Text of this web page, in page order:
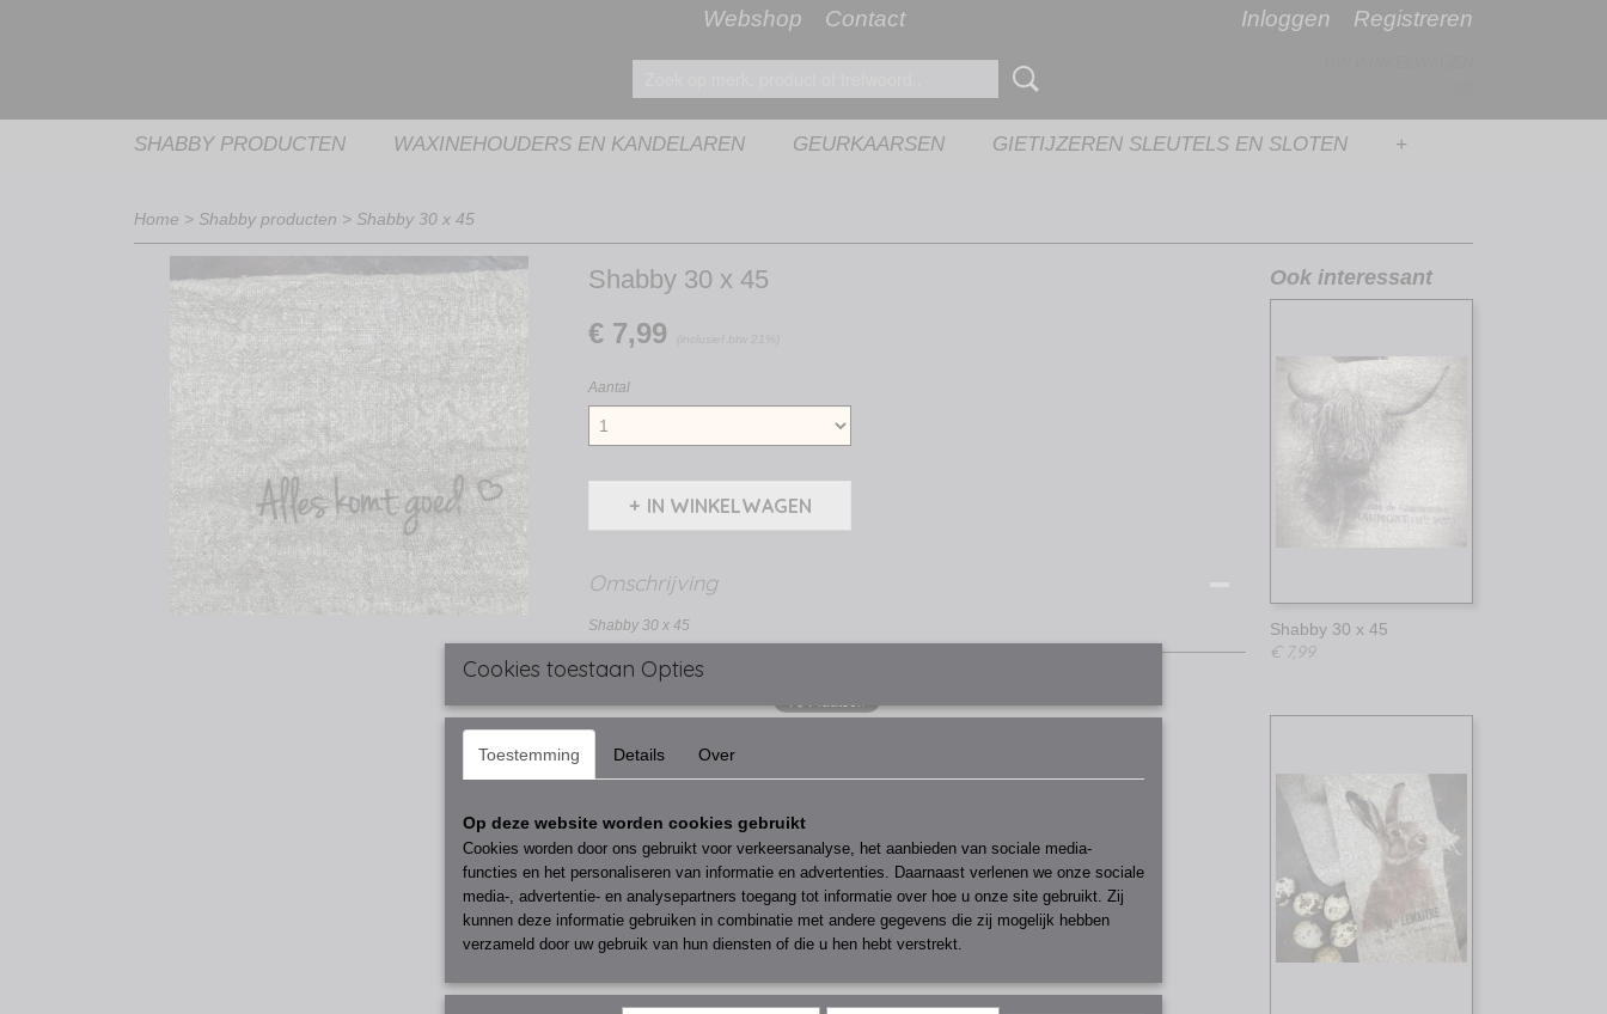
Webshop Contact Inloggen Registreren
SHABBY PRODUCTEN WAXINEHOUDERS EN KANDELAREN GEURKAARSEN GIETIJZEREN SLEUTELS EN SLOTEN +
Home > Shabby producten > Shabby 30 x 45
Shabby 30 x 45
€ 7,99 (inclusief btw 21%)
Aantal
IN WINKELWAGEN
Omschrijving
Shabby 30 x 45
Ook interessant
Shabby 30 x 45
€ 7,99
Cookies toestaan Opties
Toestemming Details Over
Op deze website worden cookies gebruikt
Cookies worden door ons gebruikt voor verkeersanalyse, het aanbieden van sociale media-
functies en het personaliseren van informatie en advertenties. Daarnaast verlenen we onze sociale
media-, advertentie- en analysepartners toegang tot informatie over hoe u onze site gebruikt. Zij
kunnen deze informatie gebruiken in combinatie met andere gegevens die zij mogelijk hebben
verzameld door uw gebruik van hun diensten of die u hen hebt verstrekt.